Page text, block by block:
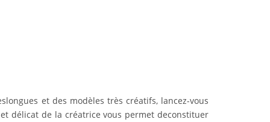
et des modèles très créatifs, lancez-vous
délicat de la créatrice vous permet deconstituer